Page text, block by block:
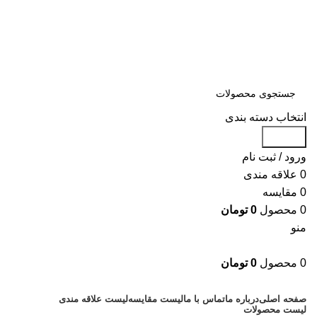
انتخاب دسته بندی
ورود / ثبت نام
0 علاقه مندی
0 مقایسه
0 محصول 0 تومان
منو
0 محصول 0 تومان
صفحه اصلیدرباره ماتماس با مالیست مقایسهلیست علاقه مندی
لیست محصولات